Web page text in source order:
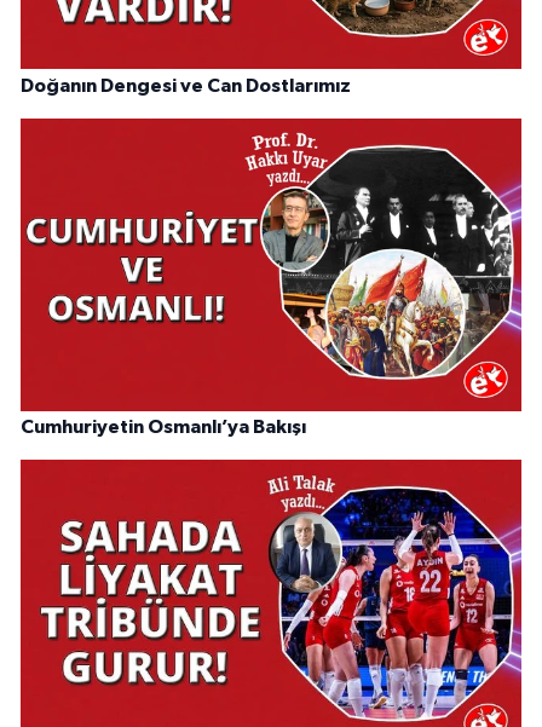
Doğanın Dengesi ve Can Dostlarımız
Cumhuriyetin Osmanlı’ya Bakışı